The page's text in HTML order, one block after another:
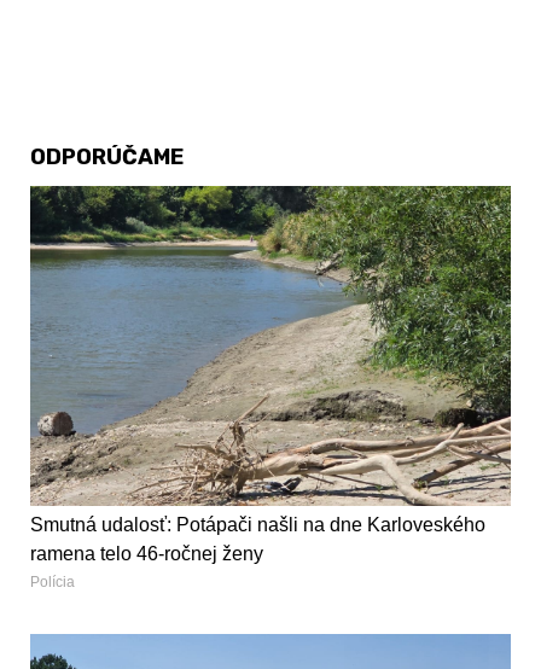
ODPORÚČAME
Smutná udalosť: Potápači našli na dne Karloveského
ramena telo 46-ročnej ženy
Polícia